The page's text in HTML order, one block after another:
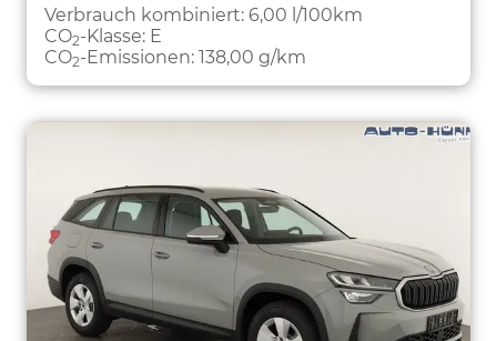
Verbrauch kombiniert: 6,00 l/100km
CO2-Klasse: E
CO2-Emissionen: 138,00 g/km